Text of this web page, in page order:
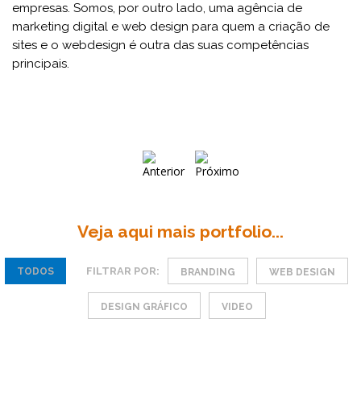
empresas. Somos, por outro lado, uma agência de
marketing digital e web design para quem a criação de
sites e o webdesign é outra das suas competências
principais.
Veja aqui mais portfolio...
TODOS FILTRAR POR: BRANDING WEB DESIGN
DESIGN GRÁFICO VIDEO